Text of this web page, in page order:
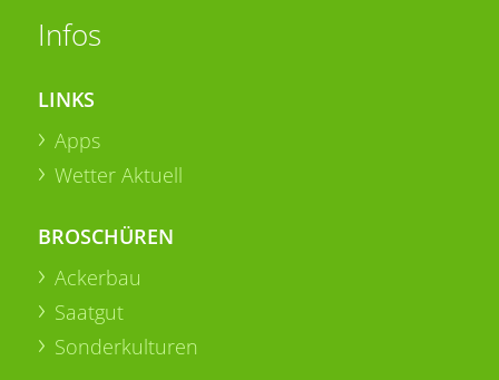
Infos
LINKS
Apps
Wetter Aktuell
BROSCHÜREN
Ackerbau
Saatgut
Sonderkulturen